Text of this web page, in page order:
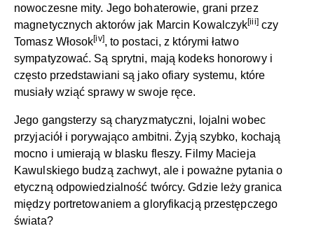
nowoczesne mity. Jego bohaterowie, grani przez
magnetycznych aktorów jak Marcin Kowalczyk[iii]czy
Tomasz Włosok[iv], to postaci, z którymi łatwo
sympatyzować. Są sprytni, mają kodeks honorowy i
często przedstawiani są jako ofiary systemu, które
musiały wziąć sprawy w swoje ręce.
Jego gangsterzy są charyzmatyczni, lojalni wobec
przyjaciół i porywająco ambitni. Żyją szybko, kochają
mocno i umierają w blasku fleszy. Filmy Macieja
Kawulskiego budzą zachwyt, ale i poważne pytania o
etyczną odpowiedzialność twórcy. Gdzie leży granica
między portretowaniem a gloryfikacją przestępczego
świata?